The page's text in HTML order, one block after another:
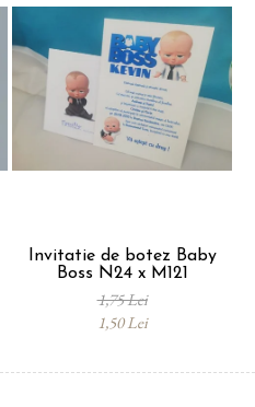
Invitatie de botez Baby
Boss N24 x M121
1,75 Lei
1,50 Lei